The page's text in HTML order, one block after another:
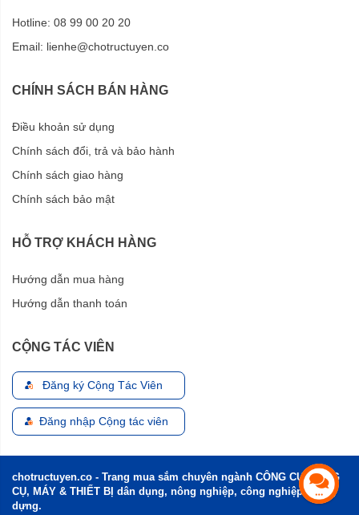
Hotline: 08 99 00 20 20
Email: lienhe@chotructuyen.co
CHÍNH SÁCH BÁN HÀNG
Điều khoản sử dụng
Chính sách đổi, trả và bảo hành
Chính sách giao hàng
Chính sách bảo mật
HỖ TRỢ KHÁCH HÀNG
Hướng dẫn mua hàng
Hướng dẫn thanh toán
CỘNG TÁC VIÊN
Đăng ký Cộng Tác Viên
Đăng nhập Cộng tác viên
chotructuyen.co - Trang mua sắm chuyên ngành CÔNG CỤ, DỤNG
CỤ, MÁY & THIẾT BỊ dân dụng, nông nghiệp, công nghiệp và xây
dựng.